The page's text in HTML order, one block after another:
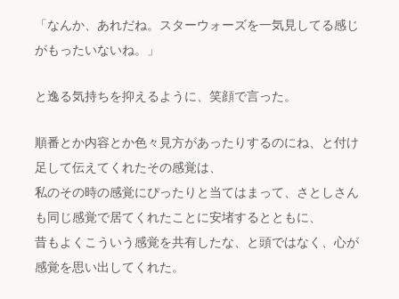
「なんか、あれだね。スターウォーズを一気見してる感じ
がもったいないね。」
と逸る気持ちを抑えるように、笑顔で言った。
順番とか内容とか色々見方があったりするのにね、と付け
足して伝えてくれたその感覚は、
私のその時の感覚にぴったりと当てはまって、さとしさん
も同じ感覚で居てくれたことに安堵するとともに、
昔もよくこういう感覚を共有したな、と頭ではなく、心が
感覚を思い出してくれた。